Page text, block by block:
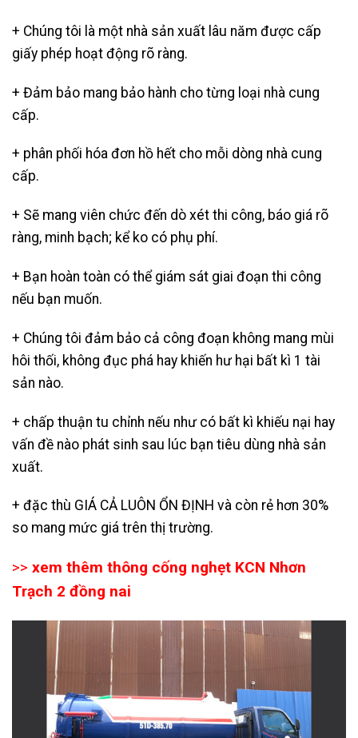
+ Chúng tôi là một nhà sản xuất lâu năm được cấp
giấy phép hoạt động rõ ràng.
+ Đảm bảo mang bảo hành cho từng loại nhà cung
cấp.
+ phân phối hóa đơn hồ hết cho mỗi dòng nhà cung
cấp.
+ Sẽ mang viên chức đến dò xét thi công, báo giá rõ
ràng, minh bạch; kể ko có phụ phí.
+ Bạn hoàn toàn có thể giám sát giai đoạn thi công
nếu bạn muốn.
+ Chúng tôi đảm bảo cả công đoạn không mang mùi
hôi thối, không đục phá hay khiến hư hại bất kì 1 tài
sản nào.
+ chấp thuận tu chỉnh nếu như có bất kì khiếu nại hay
vấn đề nào phát sinh sau lúc bạn tiêu dùng nhà sản
xuất.
+ đặc thù GIÁ CẢ LUÔN ỔN ĐỊNH và còn rẻ hơn 30%
so mang mức giá trên thị trường.
>> xem thêm thông cống nghẹt KCN Nhơn
Trạch 2 đồng nai